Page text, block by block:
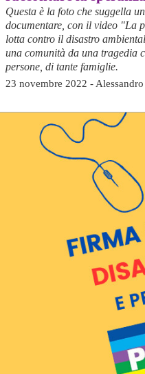
Questa è la foto che suggella
documentare, con il video "La
lotta contro il disastro
una comunità da una tragedia
persone, di tante famiglie.
23 novembre 2022 -